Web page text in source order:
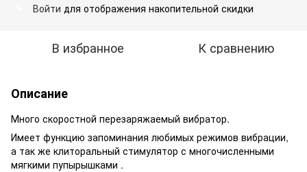
Войти для отображения накопительной скидки
В избранное К сравнению
Описание
Много скоростной перезаряжаемый вибратор.
Имеет функцию запоминания любимых режимов вибрации,
а так же клиторальный стимулятор с многочисленными
мягкими пупырышками .